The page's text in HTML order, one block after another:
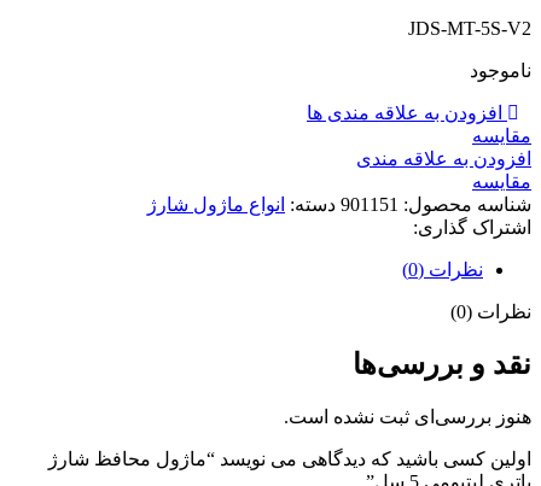
JDS-MT-5S-V2
ناموجود
افزودن به علاقه مندی ها
مقايسه
افزودن به علاقه مندی
مقایسه
شناسه محصول: 901151 دسته: انواع ماژول شارژ
اشتراک گذاری:
نظرات (0)
نظرات (0)
نقد و بررسی‌ها
هنوز بررسی‌ای ثبت نشده است.
اولین کسی باشید که دیدگاهی می نویسد “ماژول محافظ شارژ
باتری لیتیومی 5 سل”